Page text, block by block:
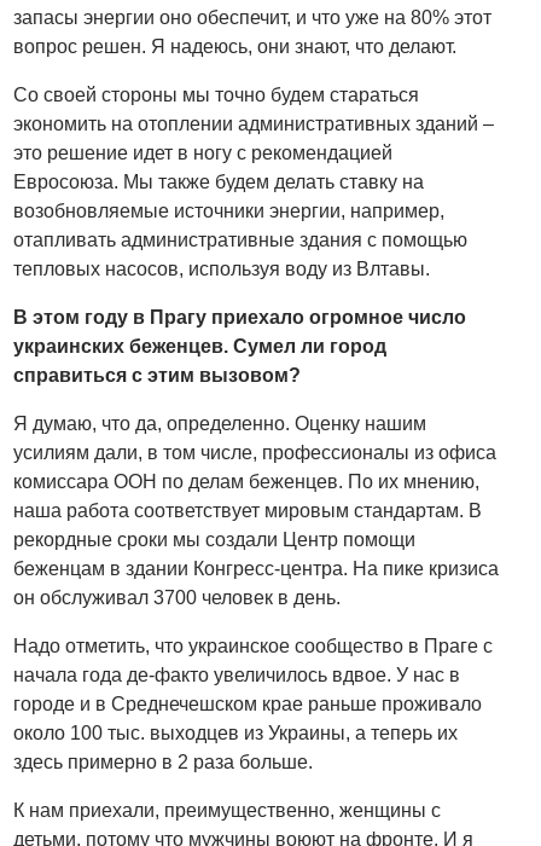
запасы энергии оно обеспечит, и что уже на 80% этот
вопрос решен. Я надеюсь, они знают, что делают.
Со своей стороны мы точно будем стараться
экономить на отоплении административных зданий –
это решение идет в ногу с рекомендацией
Евросоюза. Мы также будем делать ставку на
возобновляемые источники энергии, например,
отапливать административные здания с помощью
тепловых насосов, используя воду из Влтавы.
В этом году в Прагу приехало огромное число
украинских беженцев. Сумел ли город
справиться с этим вызовом?
Я думаю, что да, определенно. Оценку нашим
усилиям дали, в том числе, профессионалы из офиса
комиссара ООН по делам беженцев. По их мнению,
наша работа соответствует мировым стандартам. В
рекордные сроки мы создали Центр помощи
беженцам в здании Конгресс-центра. На пике кризиса
он обслуживал 3700 человек в день.
Надо отметить, что украинское сообщество в Праге с
начала года де-факто увеличилось вдвое. У нас в
городе и в Среднечешском крае раньше проживало
около 100 тыс. выходцев из Украины, а теперь их
здесь примерно в 2 раза больше.
К нам приехали, преимущественно, женщины с
детьми, потому что мужчины воюют на фронте. И я